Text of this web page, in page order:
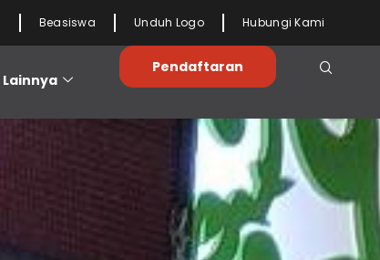
Beasiswa Unduh Logo Hubungi Kami
Lainnya
Pendaftaran